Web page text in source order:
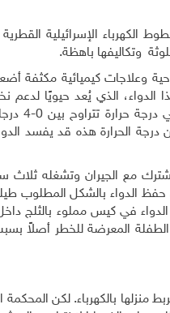
الكهرباء الإسرائيلية
وتكاليفها باهظة.
وعلاجات كيميائية مكثفة
الدواء، الذي يُعد حيويًا لدعم
ومساعدة الجسم على إنتاج خلايا الدم
الحرارة هذه قد يفسد
مع الجيران وتشغله ثلاث
تُمكنها من حفظ الدواء بالشكل
في كيس مملوء بالثلج
المعرضة للخطر أصلاً
منزلها بالكهرباء. لكن المحكمة